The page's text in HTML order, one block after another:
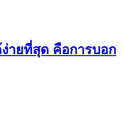
ายที่สุด คือการบอก